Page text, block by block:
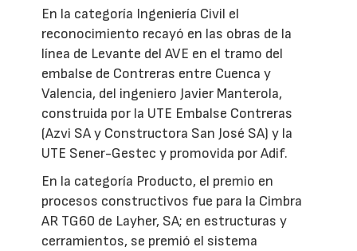
En la categoría Ingeniería Civil el
reconocimiento recayó en las obras de la
línea de Levante del AVE en el tramo del
embalse de Contreras entre Cuenca y
Valencia, del ingeniero Javier Manterola,
construida por la UTE Embalse Contreras
(Azvi SA y Constructora San José SA) y la
UTE Sener-Gestec y promovida por Adif.
En la categoría Producto, el premio en
procesos constructivos fue para la Cimbra
AR TG60 de Layher, SA; en estructuras y
cerramientos, se premió el sistema